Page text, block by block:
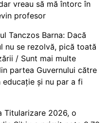
vreau să mă întorc în
profesor
Tanczos Barna: Dacă
nu se rezolvă, pică toată
/ Sunt mai multe
partea Guvernului către
educație și nu par a fi
Titularizare 2026, o